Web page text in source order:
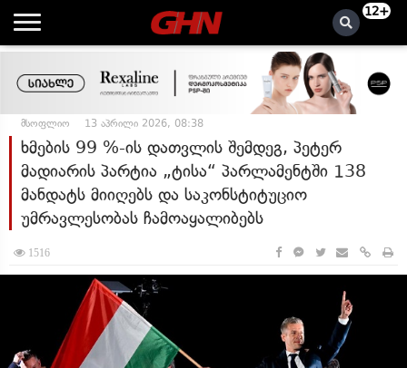
12+
მსოფლიო 13 აპრილი 2026, 08:38
ხმების 99 %-ის დათვლის შემდეგ, პეტერ
მადიარის პარტია „ტისა“ პარლამენტში 138
მანდატს მიიღებს და საკონსტიტუციო
უმრავლესობას ჩამოაყალიბებს
1516